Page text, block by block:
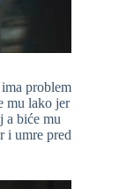
problem
mu lako jer
a biće mu
i umre pred